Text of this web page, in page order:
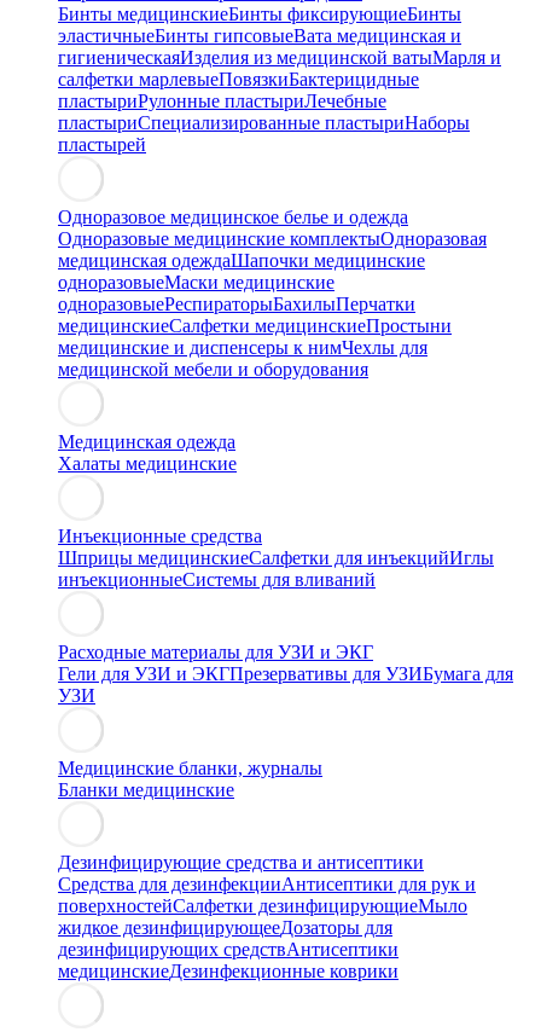
Бинты медицинскиеБинты фиксирующиеБинты
эластичныеБинты гипсовыеВата медицинская и
гигиеническаяИзделия из медицинской ватыМарля и
салфетки марлевыеПовязкиБактерицидные
пластыриРулонные пластыриЛечебные
пластыриСпециализированные пластыриНаборы
пластырей
Одноразовое медицинское белье и одежда
Одноразовые медицинские комплектыОдноразовая
медицинская одеждаШапочки медицинские
одноразовыеМаски медицинские
одноразовыеРеспираторыБахилыПерчатки
медицинскиеСалфетки медицинскиеПростыни
медицинские и диспенсеры к нимЧехлы для
медицинской мебели и оборудования
Медицинская одежда
Халаты медицинские
Инъекционные средства
Шприцы медицинскиеСалфетки для инъекцийИглы
инъекционныеСистемы для вливаний
Расходные материалы для УЗИ и ЭКГ
Гели для УЗИ и ЭКГПрезервативы для УЗИБумага для
УЗИ
Медицинские бланки, журналы
Бланки медицинские
Дезинфицирующие средства и антисептики
Средства для дезинфекцииАнтисептики для рук и
поверхностейСалфетки дезинфицирующиеМыло
жидкое дезинфицирующееДозаторы для
дезинфицирующих средствАнтисептики
медицинскиеДезинфекционные коврики